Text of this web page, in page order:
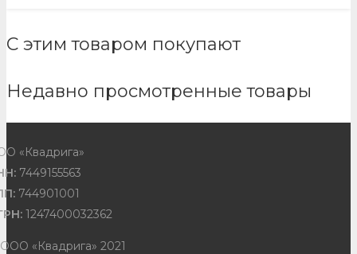
С этим товаром покупают
Недавно просмотренные товары
«Квадрига»
7449155563
744901001
1247400032362
«Квадрига» 2021